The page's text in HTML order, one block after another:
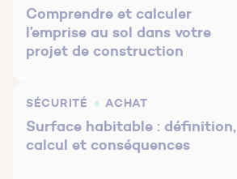
Comprendre et calculer
l’emprise au sol dans votre
projet de construction
SÉCURITÉ ACHAT
Surface habitable : définition,
calcul et conséquences